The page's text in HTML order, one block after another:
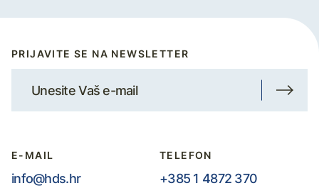
PRIJAVITE SE NA NEWSLETTER
E-MAIL
info@hds.hr
TELEFON
+385 1 4872 370